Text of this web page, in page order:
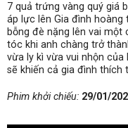
7 quả trứng vàng quý giá
áp lực lên Gia đình hoàng
bỗng đè nặng lên vai
tóc khi anh chàng trở
vừa ly kì vừa vui nhộn của
sẽ khiến cả gia đình thích
Phim khởi chiếu: 29/01/